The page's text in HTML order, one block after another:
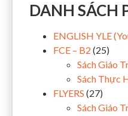
DANH SÁCH
ENGLISH YLE
FCE – B2 (25)
Sách Giáo
Sách Thực
FLYERS (27)
Sách Giáo